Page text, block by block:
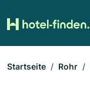
Startseite Rohr